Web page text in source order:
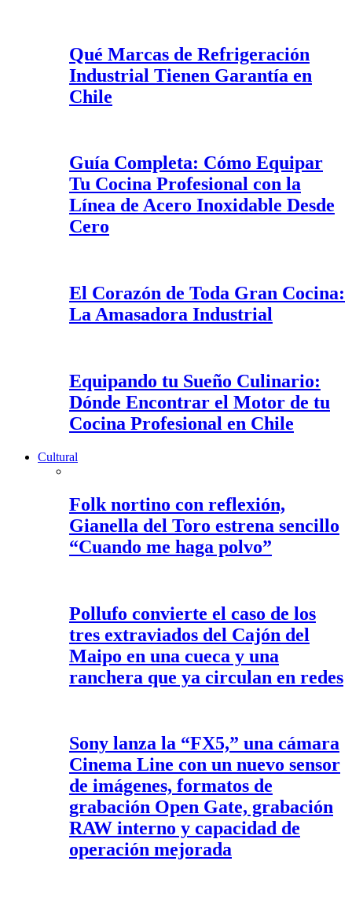
Qué Marcas de Refrigeración
Industrial Tienen Garantía en
Chile
Guía Completa: Cómo Equipar
Tu Cocina Profesional con la
Línea de Acero Inoxidable Desde
Cero
El Corazón de Toda Gran Cocina:
La Amasadora Industrial
Equipando tu Sueño Culinario:
Dónde Encontrar el Motor de tu
Cocina Profesional en Chile
Cultural
Folk nortino con reflexión,
Gianella del Toro estrena sencillo
“Cuando me haga polvo”
Pollufo convierte el caso de los
tres extraviados del Cajón del
Maipo en una cueca y una
ranchera que ya circulan en redes
Sony lanza la “FX5,” una cámara
Cinema Line con un nuevo sensor
de imágenes, formatos de
grabación Open Gate, grabación
RAW interno y capacidad de
operación mejorada